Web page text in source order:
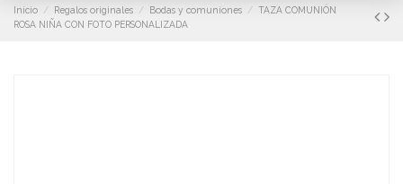
Inicio Regalos originales Bodas y comuniones
TAZA COMUNIÓN
ROSA NIÑA CON FOTO PERSONALIZADA